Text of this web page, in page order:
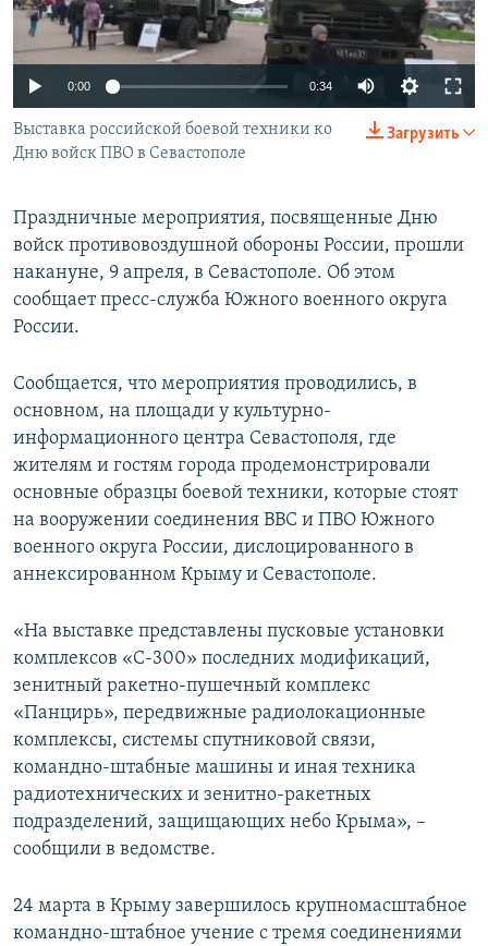
ПОБЕДИТЕЛЕЙ НЕ СУДЯТ?
КРЫМ.НЕПОКОРЕННЫЙ
УКРАИНСКАЯ ПРОБЛЕМА КРЫМА
ПРИСОЕДИНЯЙТЕСЬ!
0:00 0:34
Загрузить
Выставка российской боевой техники ко
Дню войск ПВО в Севастополе
Праздничные мероприятия, посвященные Дню
войск противовоздушной обороны России, прошли
накануне, 9 апреля, в Севастополе. Об этом
сообщает пресс-служба Южного военного округа
России.
Сообщается, что мероприятия проводились, в
основном, на площади у культурно-
информационного центра Севастополя, где
жителям и гостям города продемонстрировали
основные образцы боевой техники, которые стоят
на вооружении соединения ВВС и ПВО Южного
военного округа России, дислоцированного в
аннексированном Крыму и Севастополе.
«На выставке представлены пусковые установки
комплексов «С-300» последних модификаций,
зенитный ракетно-пушечный комплекс
«Панцирь», передвижные радиолокационные
комплексы, системы спутниковой связи,
командно-штабные машины и иная техника
радиотехнических и зенитно-ракетных
подразделений, защищающих небо Крыма», –
сообщили в ведомстве.
24 марта в Крыму завершилось крупномасштабное
командно-штабное учение с тремя соединениями